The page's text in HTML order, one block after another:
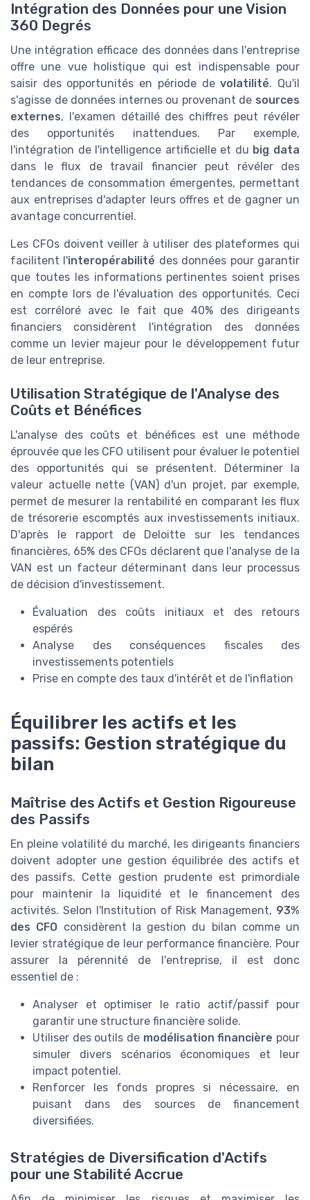
Intégration des Données pour une Vision
360 Degrés
Une intégration efficace des données dans l'entreprise
offre une vue holistique qui est indispensable pour
saisir des opportunités en période devolatilité. Qu'il
s'agisse de données internes ou provenant de sources
externes, l'examen détaillé des chiffres peut révéler
des opportunités inattendues. Par exemple,
l'intégration de l'intelligence artificielle et du big data
dans le flux de travail financier peut révéler des
tendances de consommation émergentes, permettant
aux entreprises d'adapter leurs offres et de gagner un
avantage concurrentiel.
Les CFOs doivent veiller à utiliser des plateformes qui
facilitent l'interopérabilité des données pour garantir
que toutes les informations pertinentes soient prises
en compte lors de l'évaluation des opportunités. Ceci
est corréloré avec le fait que 40% des dirigeants
financiers considèrent l'intégration des données
comme un levier majeur pour le développement futur
de leur entreprise.
Utilisation Stratégique de l'Analyse des
Coûts et Bénéfices
L'analyse des coûts et bénéfices est une méthode
éprouvée que les CFO utilisent pour évaluer le potentiel
des opportunités qui se présentent. Déterminer la
valeur actuelle nette (VAN) d'un projet, par exemple,
permet de mesurer la rentabilité en comparant les flux
de trésorerie escomptés aux investissements initiaux.
D'après le rapport de Deloitte sur les tendances
financières, 65% des CFOs déclarent que l'analyse de la
VAN est un facteur déterminant dans leur processus
de décision d'investissement.
Évaluation des coûts initiaux et des retours
espérés
Analyse des conséquences fiscales des
investissements potentiels
Prise en compte des taux d'intérêt et de l'inflation
Équilibrer les actifs et les
passifs: Gestion stratégique du
bilan
Maîtrise des Actifs et Gestion Rigoureuse
des Passifs
En pleine volatilité du marché, les dirigeants financiers
doivent adopter une gestion équilibrée des actifs et
des passifs. Cette gestion prudente est primordiale
pour maintenir la liquidité et le financement des
activités. Selon l'Institution of Risk Management, 93%
des CFO considèrent la gestion du bilan comme un
levier stratégique de leur performance financière. Pour
assurer la pérennité de l'entreprise, il est donc
essentiel de :
Analyser et optimiser le ratio actif/passif pour
garantir une structure financière solide.
Utiliser des outils de modélisation financière pour
simuler divers scénarios économiques et leur
impact potentiel.
Renforcer les fonds propres si nécessaire, en
puisant dans des sources de financement
diversifiées.
Stratégies de Diversification d'Actifs
pour une Stabilité Accrue